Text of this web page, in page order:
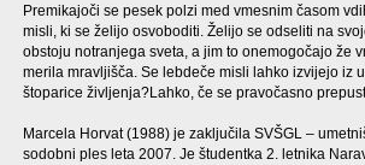
Premikajoči se pesek polzi med vmesnim časom
misli, ki se želijo osvoboditi. Želijo se odseliti na
obstoju notranjega sveta, a jim to onemogočajo že
merila mravljišča. Se lebdeče misli lahko izvijejo iz
štoparice življenja?Lahko, če se pravočasno
Marcela Horvat (1988) je zaključila SVŠGL –
sodobni ples leta 2007. Je študentka 2. letnika